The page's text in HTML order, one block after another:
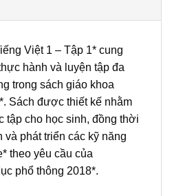
Việt 1 – Tập 1* cung
hành và luyện tập đa
trong sách giáo khoa
Sách được thiết kế nhằm
tập cho học sinh, đồng thời
và phát triển các kỹ năng
theo yêu cầu của
phổ thông 2018*.